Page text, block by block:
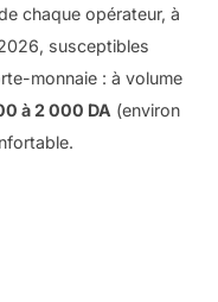
chaque opérateur, à
susceptibles
monnaie : à volume
à 2 000 DA(environ